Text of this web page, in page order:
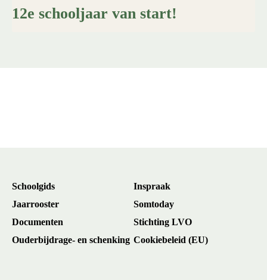
12e schooljaar van start!
Schoolgids
Jaarrooster
Documenten
Ouderbijdrage- en schenking
Inspraak
Somtoday
Stichting LVO
Cookiebeleid (EU)